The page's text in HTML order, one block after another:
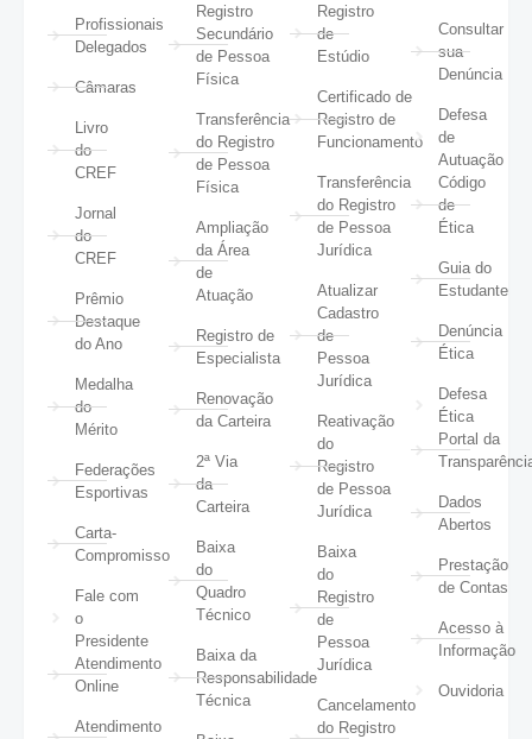
Profissionais
Delegados
Câmaras
Livro
do
CREF
Jornal
do
CREF
Prêmio
Destaque
do Ano
Medalha
do
Mérito
Federações
Esportivas
Carta-
Compromisso
Fale com
o
Presidente
Atendimento
Online
Atendimento
Registro
Secundário
de Pessoa
Física
Transferência
do Registro
de Pessoa
Física
Ampliação
da Área
de
Atuação
Registro de
Especialista
Renovação
da Carteira
2ª Via
da
Carteira
Baixa
do
Quadro
Técnico
Baixa da
Responsabilidade
Técnica
Registro
de
Estúdio
Certificado de
Registro de
Funcionamento
Transferência
do Registro
de Pessoa
Jurídica
Atualizar
Cadastro
de
Pessoa
Jurídica
Reativação
do
Registro
de Pessoa
Jurídica
Baixa
do
Registro
de
Pessoa
Jurídica
Cancelamento
do Registro
Consultar
sua
Denúncia
Defesa
de
Autuação
Código
de
Ética
Guia do
Estudante
Denúncia
Ética
Defesa
Ética
Portal da
Dados
Abertos
Prestação
de Contas
Acesso à
Informação
Ouvidoria